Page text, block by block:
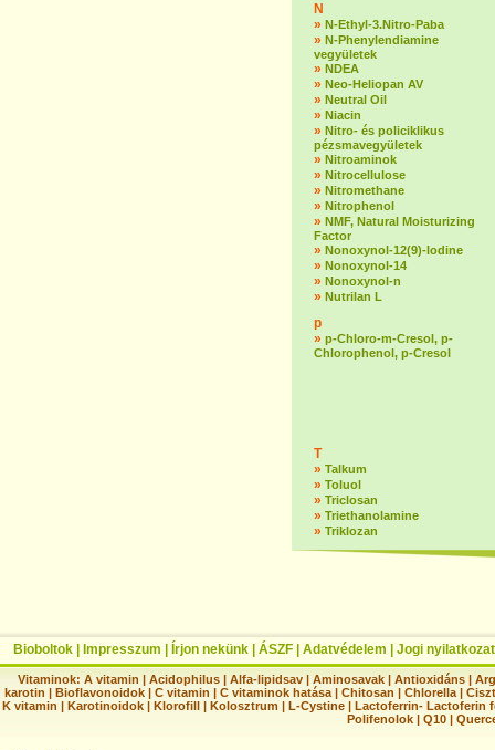
N
» N-Ethyl-3.Nitro-Paba
» N-Phenylendiamine
vegyületek
» NDEA
» Neo-Heliopan AV
» Neutral Oil
» Niacin
» Nitro- és policiklikus
pézsmavegyületek
» Nitroaminok
» Nitrocellulose
» Nitromethane
» Nitrophenol
» NMF, Natural Moisturizing
Factor
» Nonoxynol-12(9)-lodine
» Nonoxynol-14
» Nonoxynol-n
» Nutrilan L
p
» p-Chloro-m-Cresol, p-
Chlorophenol, p-Cresol
T
» Talkum
» Toluol
» Triclosan
» Triethanolamine
» Triklozan
Bioboltok Impresszum Írjon nekünk ÁSZF Adatvédelem Jogi nyilatkozat
Vitaminok: A vitamin |Acidophilus |Alfa-lipidsav |Aminosavak |Antioxidáns |
karotin | Bioflavonoidok | C vitamin | C vitaminok hatása | Chitosan | Chlorella |
K vitamin | Karotinoidok | Klorofill | Kolosztrum | L-Cystine | Lactoferrin- Lactoferin
Polifenolok |Q10 |